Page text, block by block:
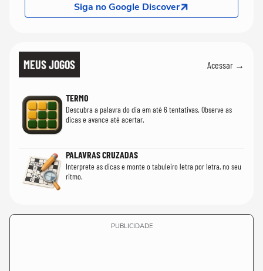
Siga no Google Discover
MEUS JOGOS Acessar →
TERMO
Descubra a palavra do dia em até 6 tentativas. Observe as
dicas e avance até acertar.
PALAVRAS CRUZADAS
Interprete as dicas e monte o tabuleiro letra por letra, no seu
ritmo.
PUBLICIDADE